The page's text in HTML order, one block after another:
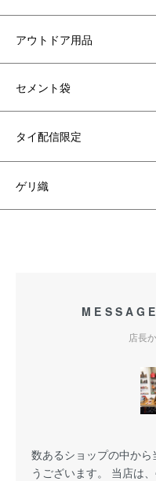
アウトドア用品
セメント袋
タイ配信限定
ゲリ織
店長
数あるショップの中か
うございます。 当店は